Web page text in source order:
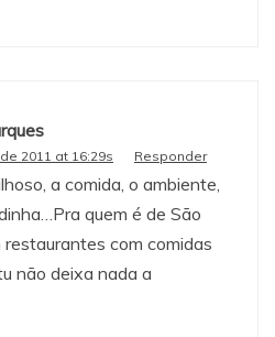
2011 at 16:29s Responder
a comida, o ambiente,
quem é de São
com comidas
não deixa nada a